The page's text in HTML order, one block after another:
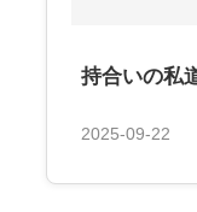
2025-09-22